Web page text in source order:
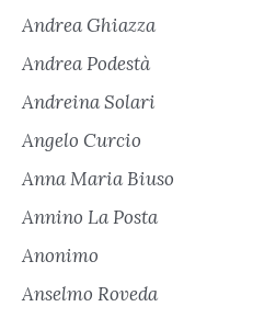
Andrea Ghiazza
Andrea Podestà
Andreina Solari
Angelo Curcio
Anna Maria Biuso
Annino La Posta
Anonimo
Anselmo Roveda